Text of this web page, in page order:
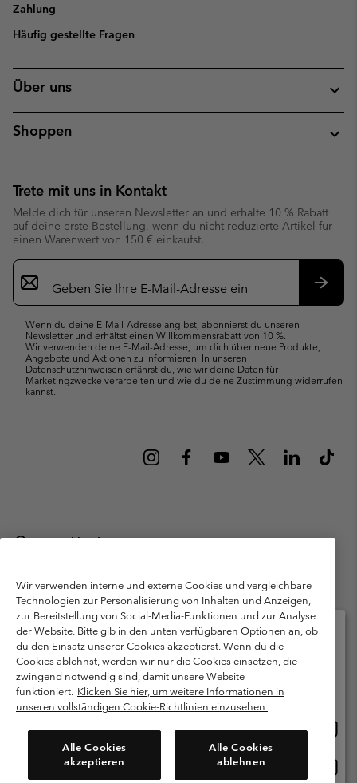
Zahlung
Häufig gestellte Fragen
Über uns
Shoppen
Trete mit uns in Kontakt
Melde dich für unseren Newsletter an und erhalte 10 % Rabatt
auf deine erste Bestellung, wenn du nicht reduzierte Artikel für
einen Warenwert von 150 € einkaufst.
Newsletter-
Anmeldung
Wenn du deine E-Mail-Adresse angibst, abonnierst du unseren
Newsletter und erhältst einen Willkommensrabatt von 10 %.
Wir verwenden deine E-Mail-Adresse, um dich über neue Produkte,
Angebote und Aktionen zu informieren. In unseren
Datenschutzhinweisen erfährst du, wie wir deine Daten für
Marketingzwecke verarbeiten und wie du deine Zustimmung widerrufen
kannst.
Deutschland
München Deutschland. Alle Rechte vorbehalten.
Nutzungsbedingungen
Allgemeine Verkaufsbedingungen
Garantie
Datenschutzerklärung
Bestimmungen und Bedingungen des Mitglieder Programms
Nutzungsbedingungen Für Nutzergenerierte Inhalte
Cookies
Public CBCR
Kundenservice: Mo- Fr. 9:00 - 13:00 & 14:00- 18:00 Uhr
(+)498912081004
Wir verwenden interne und externe Cookies und vergleichbare
Technologien zur Personalisierung von Inhalten und Anzeigen,
zur Bereitstellung von Social-Media-Funktionen und zur Analyse
der Website. Bitte gib in den unten verfügbaren Optionen an, ob
du den Einsatz unserer Cookies akzeptierst. Wenn du die
Cookies ablehnst, werden wir nur die Cookies einsetzen, die
zwingend notwendig sind, damit unsere Website
funktioniert. Klicken Sie hier, um weitere Informationen in
unseren vollständigen Cookie-Richtlinien einzusehen.
Alle Cookies
akzeptieren
Alle Cookies
ablehnen
Bitte wählen Sie Ihr Lieferland und Ihre Sprache
Online-Einkauf verfügbar
Deutschland